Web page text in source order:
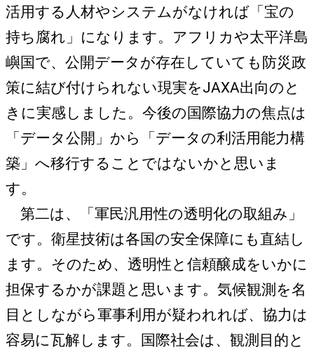
活用する人材やシステムがなければ「宝の
持ち腐れ」になります。アフリカや太平洋島
嶼国で、公開データが存在していても防災政
策に結び付けられない現実をJAXA出向のと
きに実感しました。今後の国際協力の焦点は
「データ公開」から「データの利活用能力構
築」へ移行することではないかと思いま
す。
第二は、「軍民汎用性の透明化の取組み」
です。衛星技術は各国の安全保障にも直結し
ます。そのため、透明性と信頼醸成をいかに
担保するかが課題と思います。気候観測を名
目としながら軍事利用が疑われれば、協力は
容易に瓦解します。国際社会は、観測目的と